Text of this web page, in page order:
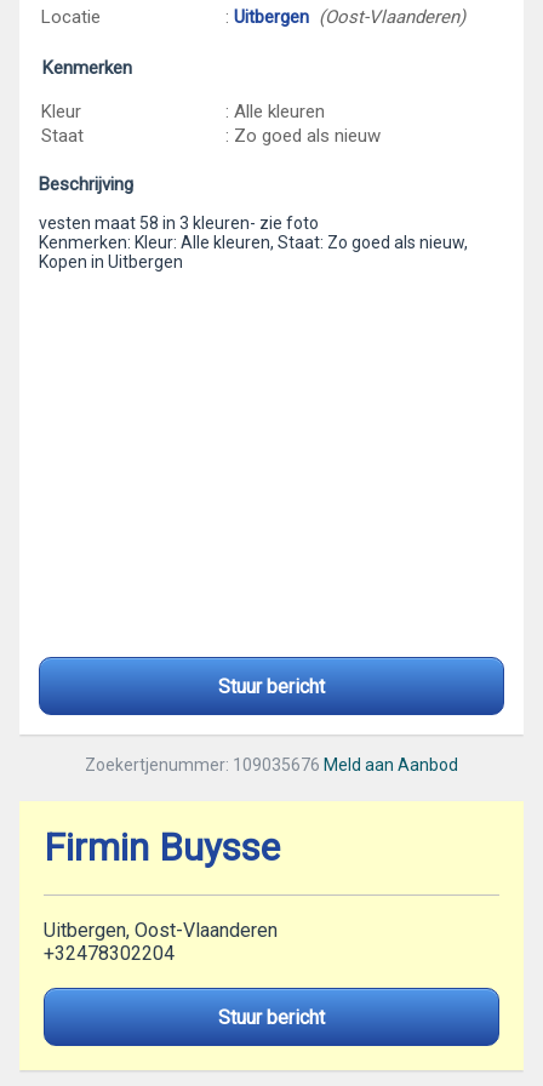
Locatie : Uitbergen (Oost-Vlaanderen)
Kenmerken
Kleur
: Alle kleuren
Staat
: Zo goed als nieuw
Beschrijving
vesten maat 58 in 3 kleuren- zie foto
Kenmerken: Kleur: Alle kleuren, Staat: Zo goed als nieuw,
Kopen in Uitbergen
Stuur bericht
Zoekertjenummer: 109035676 Meld aan Aanbod
Firmin Buysse
Uitbergen, Oost-Vlaanderen
+32478302204
Stuur bericht